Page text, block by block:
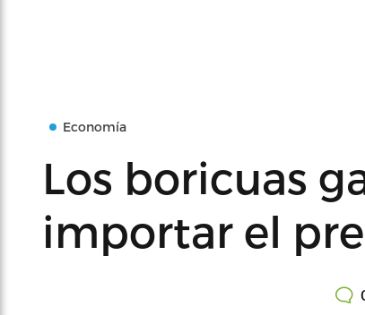
Economía
Los boricuas
importar el